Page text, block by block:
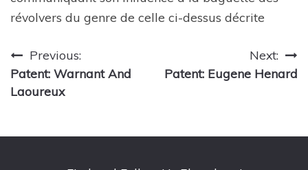
révolvers du genre de celle ci-dessus décrite
Post
navigation
Previous:
Patent: Warnant And
Laoureux
Next:
Patent: Eugene Henard